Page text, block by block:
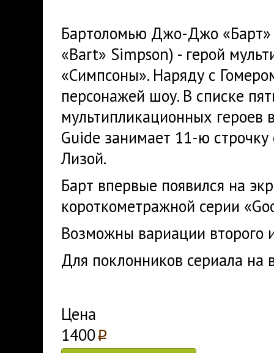
Бартоломью Джо-Джо «Барт»
«Bart» Simpson) - герой
«Симпсоны». Наряду с
персонажей шоу. В списке
мультипликационных героев
Guide занимает 11-ю строчку
Лизой.
Барт впервые появился на
короткометражной серии
Возможны вариации
Для поклонников сериала на
Цена
1400p